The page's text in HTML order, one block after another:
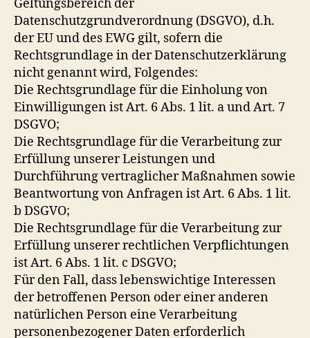
Geltungsbereich der
Datenschutzgrundverordnung (DSGVO), d.h.
der EU und des EWG gilt, sofern die
Rechtsgrundlage in der Datenschutzerklärung
nicht genannt wird, Folgendes:
Die Rechtsgrundlage für die Einholung von
Einwilligungen ist Art. 6 Abs. 1 lit. a und Art. 7
DSGVO;
Die Rechtsgrundlage für die Verarbeitung zur
Erfüllung unserer Leistungen und
Durchführung vertraglicher Maßnahmen sowie
Beantwortung von Anfragen ist Art. 6 Abs. 1 lit.
b DSGVO;
Die Rechtsgrundlage für die Verarbeitung zur
Erfüllung unserer rechtlichen Verpflichtungen
ist Art. 6 Abs. 1 lit. c DSGVO;
Für den Fall, dass lebenswichtige Interessen
der betroffenen Person oder einer anderen
natürlichen Person eine Verarbeitung
personenbezogener Daten erforderlich